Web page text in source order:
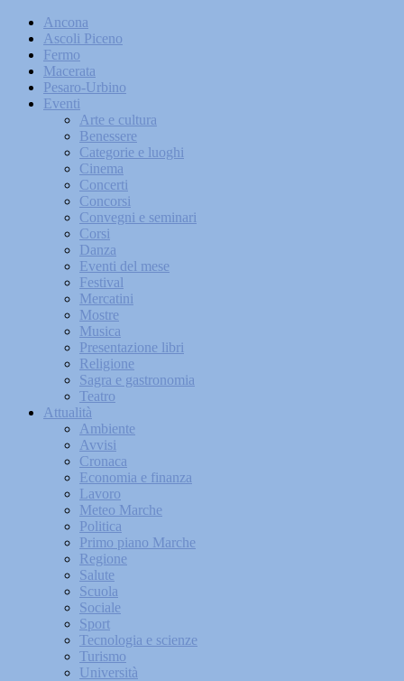
Ancona
Ascoli Piceno
Fermo
Macerata
Pesaro-Urbino
Eventi
Arte e cultura
Benessere
Categorie e luoghi
Cinema
Concerti
Concorsi
Convegni e seminari
Corsi
Danza
Eventi del mese
Festival
Mercatini
Mostre
Musica
Presentazione libri
Religione
Sagra e gastronomia
Teatro
Attualità
Ambiente
Avvisi
Cronaca
Economia e finanza
Lavoro
Meteo Marche
Politica
Primo piano Marche
Regione
Salute
Scuola
Sociale
Sport
Tecnologia e scienze
Turismo
Università